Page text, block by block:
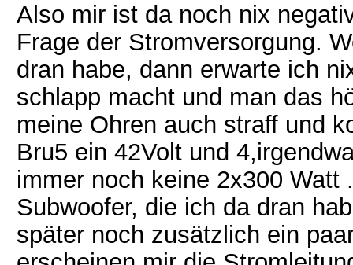
Also mir ist da noch nix
Frage der Stromversorgung.
dran habe, dann erwarte ich
schlapp macht und man das
meine Ohren auch straff und
Bru5 ein 42Volt und
immer noch keine 2x300
Subwoofer, die ich da dran
später noch zusätzlich ein